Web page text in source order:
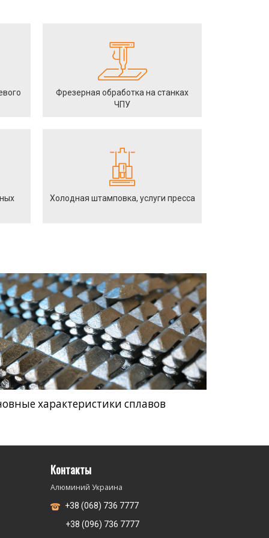
Фрезерная обработка на станках
ЧПУ
Холодная штамповка, услуги пресса
характеристики сплавов
Контакты
Алюминий Украина
+38 (068) 736 7777
+38 (096) 736 7777